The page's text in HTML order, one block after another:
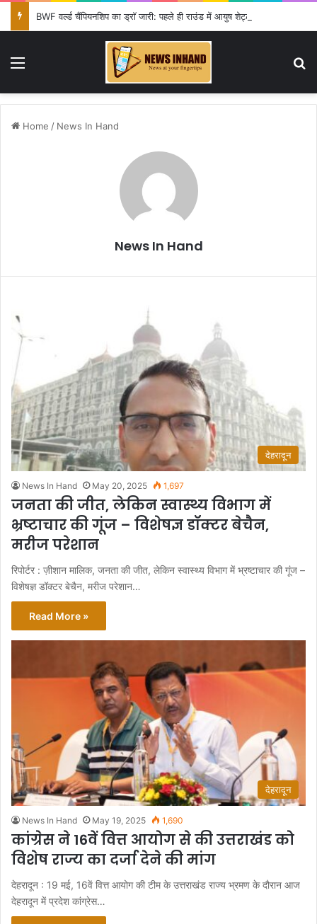
Menu
Home / News In Hand
News In Hand
देहरादून
News In Hand May 20, 2025 1,697
जनता की जीत, लेकिन स्वास्थ्य विभाग में
भ्रष्टाचार की गूंज – विशेषज्ञ डॉक्टर बेचैन,
मरीज परेशान
रिपोर्टर : ज़ीशान मालिक, जनता की जीत, लेकिन स्वास्थ्य विभाग में भ्रष्टाचार की गूंज –
विशेषज्ञ डॉक्टर बेचैन, मरीज परेशान…
Read More »
देहरादून
News In Hand May 19, 2025 1,690
कांग्रेस ने 16वें वित्त आयोग से की उत्तराखंड को
विशेष राज्य का दर्जा देने की मांग
देहरादून : 19 मई, 16वें वित्त आयोग की टीम के उत्तराखंड राज्य भ्रमण के दौरान आज
देहरादून में प्रदेश कांग्रेस…